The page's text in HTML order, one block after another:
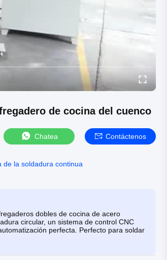
de cocina del cuenco
Chatea Contáctenos
de la soldadura continua
dobles de cocina de acero
circular, un sistema de control CNC
perfecta. Perfecto para soldar